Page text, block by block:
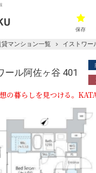
保存
貸マンション一覧 イストワー
ール阿佐ヶ谷 401
の暮らしを見つける。